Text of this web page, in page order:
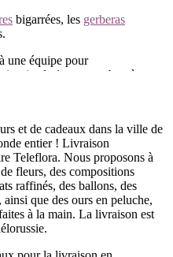
bigarrées, les gerberas
une équipe pour
le 1er septembre, à
à Minsk et en
ligne en quelques minutes
et livrons à Minsk et dans
WEBPAY, BePaid et ERIP
occasion et budget.
et de cadeaux dans la ville de
entier ! Livraison
Teleflora. Nous proposons à
fleurs, des compositions
raffinés, des ballons, des
que des ours en peluche,
à la main. La livraison est